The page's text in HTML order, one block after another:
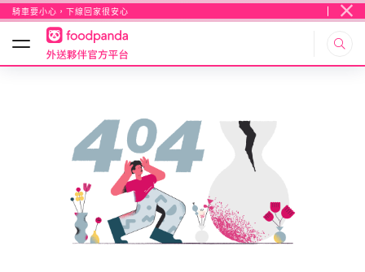
騎車要小心，下線回家很安心
騎車要小心，下線回家很安心